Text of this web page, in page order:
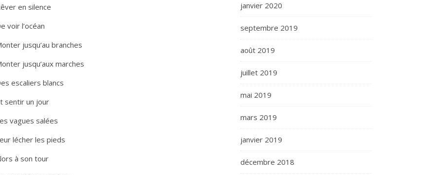
en silence
voir l’océan
jusqu’au branches
jusqu’aux marches
escaliers blancs
sentir un jour
vagues salées
lécher les pieds
à son tour
janvier 2020
septembre 2019
août 2019
juillet 2019
mai 2019
mars 2019
janvier 2019
décembre 2018